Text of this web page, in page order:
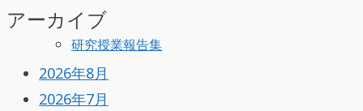
研究授業報告集
アーカイブ
2026年8月
2026年7月